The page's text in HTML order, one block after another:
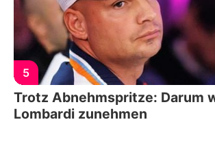
5
Trotz Abnehmspritze: Darum
Lombardi zunehmen